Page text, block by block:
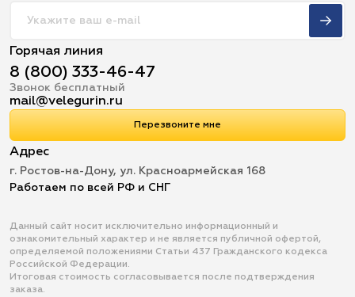
Горячая линия
8 (800) 333-46-47
Звонок бесплатный
mail@velegurin.ru
Перезвоните мне
Адрес
г. Ростов-на-Дону, ул. Красноармейская 168
Работаем по всей РФ и СНГ
Данный сайт носит исключительно информационный и
ознакомительный характер и не является публичной офертой,
определяемой положениями Статьи 437 Гражданского кодекса
Российской Федерации.
Итоговая стоимость согласовывается после подтверждения
заказа.